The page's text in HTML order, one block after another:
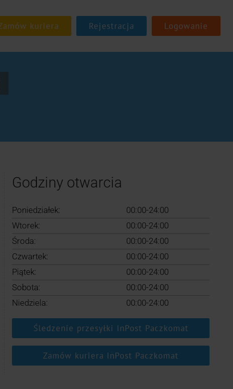
Rejestracja Logowanie
Godziny otwarcia
Poniedziałek:
00:00-24:00
Wtorek:
00:00-24:00
Środa:
00:00-24:00
Czwartek:
00:00-24:00
Piątek:
00:00-24:00
Sobota:
00:00-24:00
Niedziela:
00:00-24:00
Śledzenie przesyłki InPost Paczkomat
Zamów kuriera InPost Paczkomat